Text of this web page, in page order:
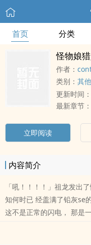
首页 分类
怪物娘
作者：
类别： 其
更新时间：
最新章节：
立即阅读
内容简介
「吼！！！！」祖龙发出
知何时已 经盖满了铅灰se
这不是正常的闪电， 那是
次的劈下似乎都在撕裂空
feng，剧烈的地震发生在